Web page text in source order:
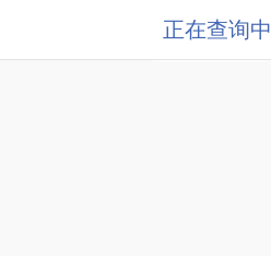
正在查询中